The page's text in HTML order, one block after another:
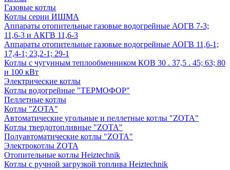
Газовые котлы
Котлы серии ИШМА
Аппараты отопительные газовые водогрейные АОГВ 7-3;
11,6-3 и АКГВ 11,6-3
Аппараты отопительные газовые водогрейные АОГВ 11,6-1;
17,4-1; 23,2-1; 29-1
Котлы с чугунным теплообменником КОВ 30 . 37,5 . 45; 63; 80
и 100 кВт
Электрические котлы
Котлы водогрейные "ТЕРМОФОР"
Пеллетные котлы
Котлы "ZOTA"
Автоматические угольные и пеллетные котлы "ZOTA"
Котлы твердотопливные "ZOTA"
Полуавтоматические котлы "ZOTA"
Электрокотлы ZOTA
Отопительные котлы Heiztechnik
Котлы с ручной загрузкой топлива Heiztechnik